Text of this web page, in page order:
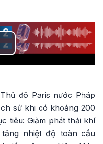
đô Paris nước Pháp
sử khi có khoảng 200
tiêu: Giảm phát thải khí
nhiệt độ toàn cầu